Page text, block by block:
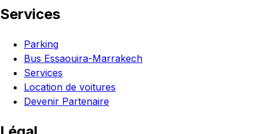
Services
Parking
Bus Essaouira-Marrakech
Services
Location de voitures
Devenir Partenaire